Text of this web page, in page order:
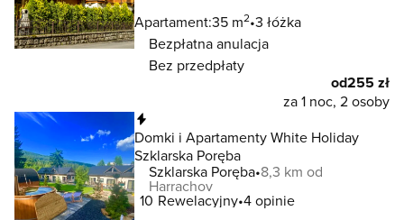
Apartament:35 m2 3 łóżka
Bezpłatna anulacja
Bez przedpłaty
od255 zł
za 1 noc, 2 osoby
Domki i Apartamenty White Holiday
Szklarska Poręba
Szklarska Poręba 8,3 km od
Harrachov
10 Rewelacyjny 4 opinie